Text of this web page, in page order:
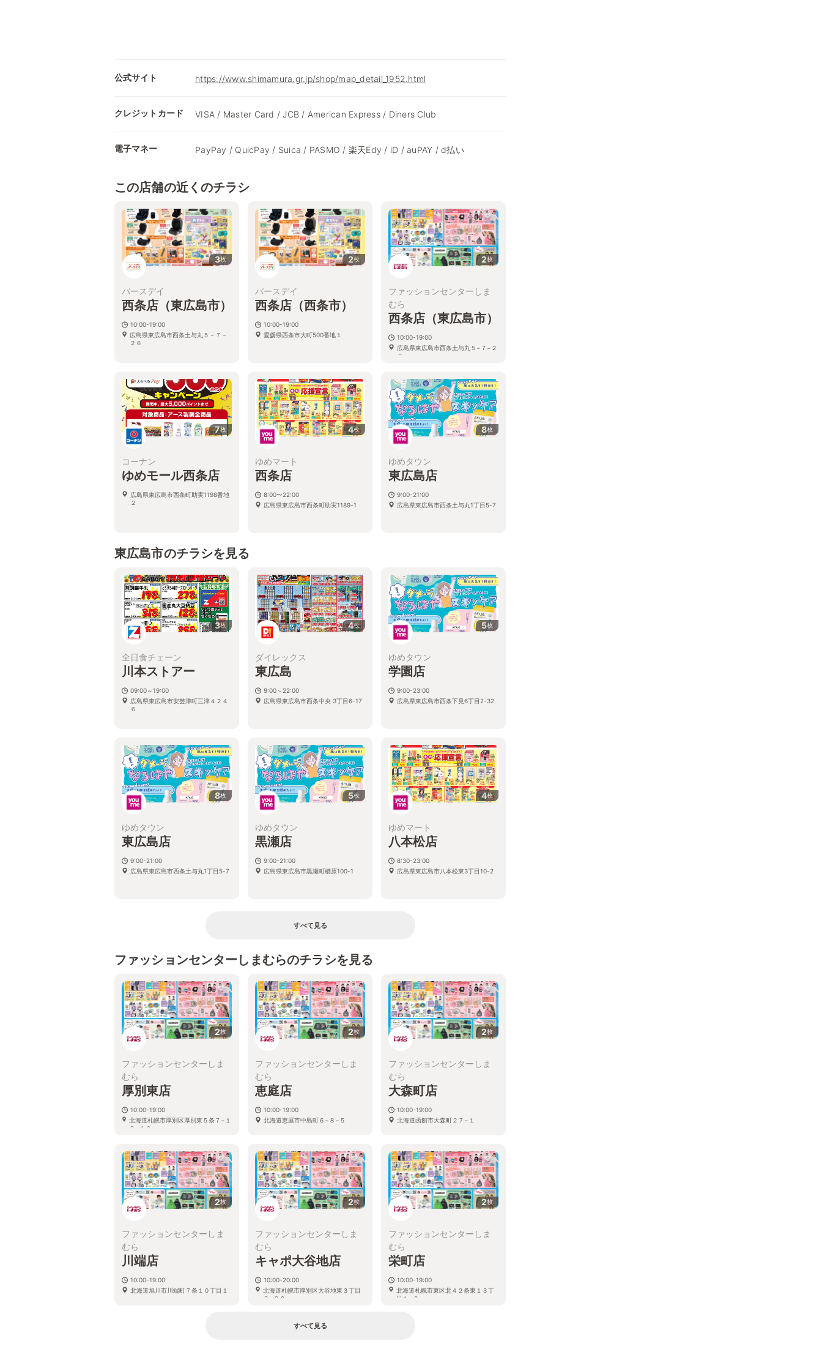
公式サイト https://www.shimamura.gr.jp/shop/map_detail_1952.html
クレジットカード VISA / Master Card / JCB / American Express / Diners Club
電子マネー PayPay / QuicPay / Suica / PASMO / 楽天Edy / iD / auPAY / d払い
この店舗の近くのチラシ
3枚
バースデイ
西条店（東広島市）
10:00-19:00
広島県東広島市西条土与丸５－７－
２６
2枚
バースデイ
西条店（西条市）
10:00-19:00
愛媛県西条市大町500番地１
2枚
ファッションセンターしま
むら
西条店（東広島市）
10:00-19:00
広島県東広島市西条土与丸５−７−２
６
7枚
コーナン
ゆめモール西条店
広島県東広島市西条町助実1198番地
２
4枚
ゆめマート
西条店
8:00〜22:00
広島県東広島市西条町助実1189-1
8枚
ゆめタウン
東広島店
9:00-21:00
広島県東広島市西条土与丸1丁目5-7
東広島市のチラシを見る
3枚
全日食チェーン
川本ストアー
09:00～19:00
広島県東広島市安芸津町三津４２４
６
4枚
ダイレックス
東広島
9:00～22:00
広島県東広島市西条中央 3丁目6-17
5枚
ゆめタウン
学園店
9:00-23:00
広島県東広島市西条下見6丁目2-32
8枚
ゆめタウン
東広島店
9:00-21:00
広島県東広島市西条土与丸1丁目5-7
5枚
ゆめタウン
黒瀬店
9:00-21:00
広島県東広島市黒瀬町楢原100-1
4枚
ゆめマート
八本松店
8:30-23:00
広島県東広島市八本松東3丁目10-2
すべて見る
ファッションセンターしまむらのチラシを見る
2枚
ファッションセンターしま
むら
厚別東店
10:00-19:00
北海道札幌市厚別区厚別東５条７−１
２−１０
2枚
ファッションセンターしま
むら
恵庭店
10:00-19:00
北海道恵庭市中島町６−８−５
2枚
ファッションセンターしま
むら
大森町店
10:00-19:00
北海道函館市大森町２７−１
2枚
ファッションセンターしま
むら
川端店
10:00-19:00
北海道旭川市川端町７条１０丁目１
2枚
ファッションセンターしま
むら
キャポ大谷地店
10:00-20:00
北海道札幌市厚別区大谷地東３丁目
３−２０
2枚
ファッションセンターしま
むら
栄町店
10:00-19:00
北海道札幌市東区北４２条東１３丁
目１−２
すべて見る